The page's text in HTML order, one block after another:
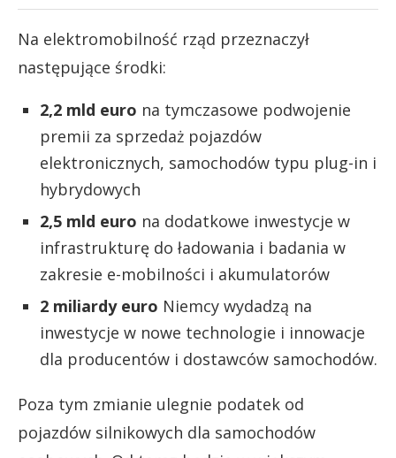
Na elektromobilność rząd przeznaczył
następujące środki:
2,2 mld euro na tymczasowe podwojenie
premii za sprzedaż pojazdów
elektronicznych, samochodów typu plug-in i
hybrydowych
2,5 mld euro na dodatkowe inwestycje w
infrastrukturę do ładowania i badania w
zakresie e-mobilności i akumulatorów
2 miliardy euro Niemcy wydadzą na
inwestycje w nowe technologie i innowacje
dla producentów i dostawców samochodów.
Poza tym zmianie ulegnie podatek od
pojazdów silnikowych dla samochodów